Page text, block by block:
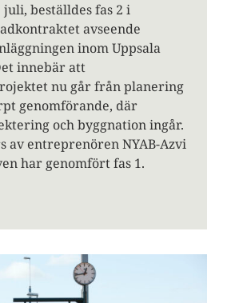
juli, beställdes fas 2 i
avseende
inom Uppsala
innebär att
nu går från planering
genomförande, där
och byggnation ingår.
av entreprenören NYAB-Azvi
har genomfört fas 1.